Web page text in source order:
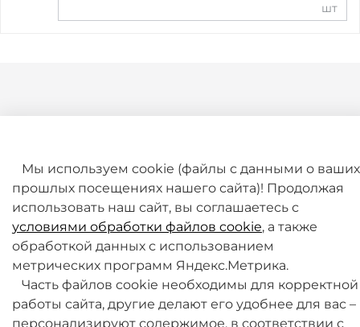
шт
+7 (495) 789-38-95
09:00 - 18:00 (будни, по МСК)
Мы используем cookie (файлы с данными о ваших
прошлых посещениях нашего сайта)! Продолжая
использовать наш сайт, вы соглашаетесь с
условиями обработки файлов cookie, а также
обработкой данных с использованием
метрических программ Яндекс.Метрика.
Часть файлов cookie необходимы для корректной
работы сайта, другие делают его удобнее для вас –
персонализируют содержимое, в соответствии с